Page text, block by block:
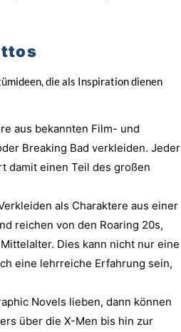
die als Inspiration dienen
aus bekannten Film- und
Breaking Bad verkleiden. Jeder
damit einen Teil des großen
als Charaktere aus einer
reichen von den Roaring 20s,
Dies kann nicht nur eine
eine lehrreiche Erfahrung sein,
Novels lieben, dann können
über die X-Men bis hin zur